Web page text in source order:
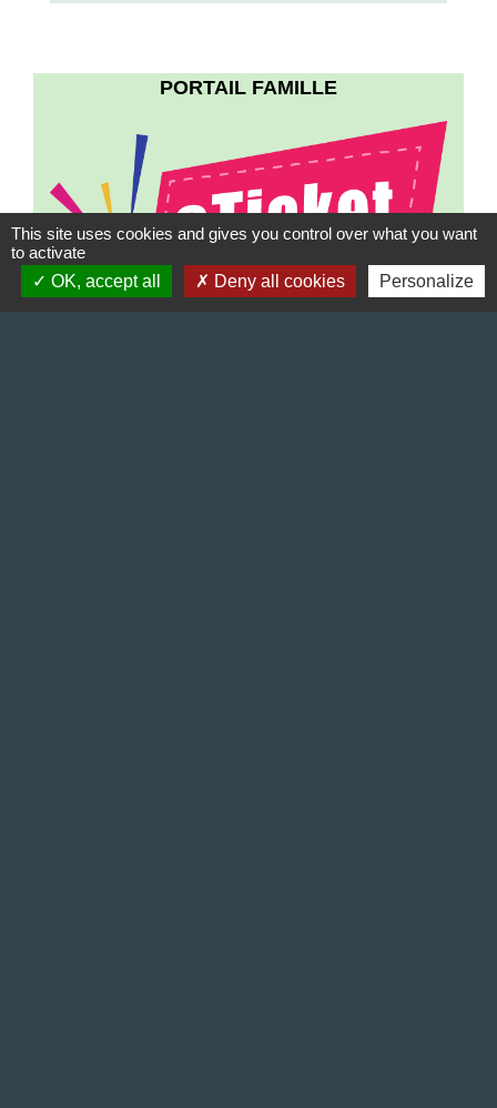
PORTAIL FAMILLE
This site uses cookies and gives you control over what you want
to activate
OK, accept all
Deny all cookies Personalize